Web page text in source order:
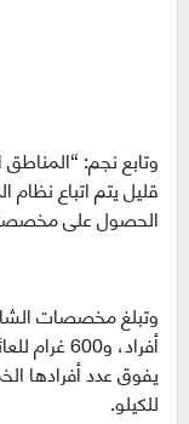
وتابع نجم: “المناطق
قليل يتم اتباع نظام
الحصول على
للكيلو.